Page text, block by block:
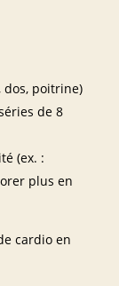
dos, poitrine)
de 8
(ex. :
plus en
cardio en